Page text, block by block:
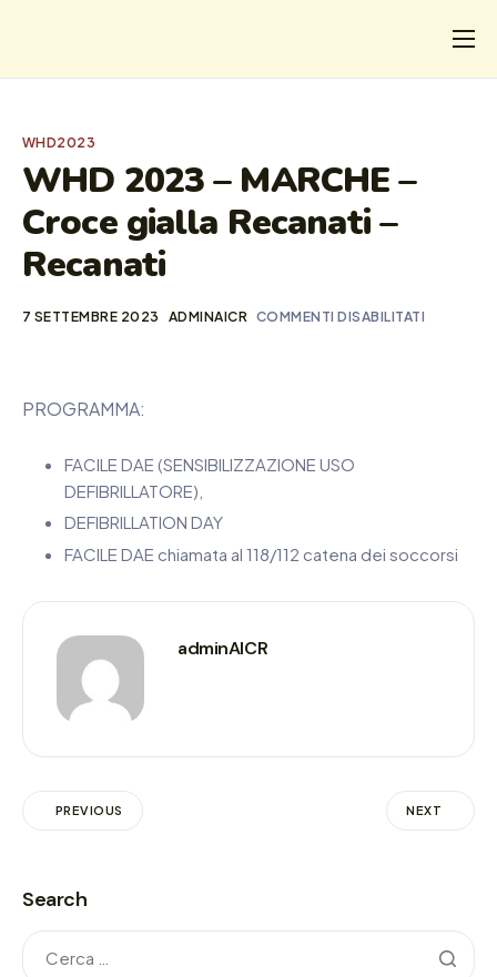
CHI
I SALVATI
FORMAZIONE
PROGETTI
NEWS
WHD2023
WHD 2023 – MARCHE –
Croce gialla Recanati –
Recanati
7 SETTEMBRE 2023 ADMINAICR COMMENTI DISABILITATI
PROGRAMMA:
FACILE DAE (SENSIBILIZZAZIONE USO
DEFIBRILLATORE),
DEFIBRILLATION DAY
FACILE DAE chiamata al 118/112 catena dei soccorsi
adminAICR
PREVIOUS NEXT
Search